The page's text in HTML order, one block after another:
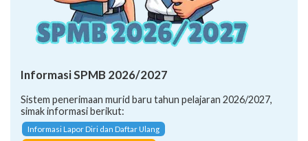
Informasi SPMB 2026/2027
Sistem penerimaan murid baru tahun pelajaran 2026/2027,
simak informasi berikut:
Informasi Lapor Diri dan Daftar Ulang